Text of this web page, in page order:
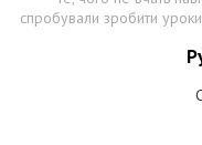
спробували зробити